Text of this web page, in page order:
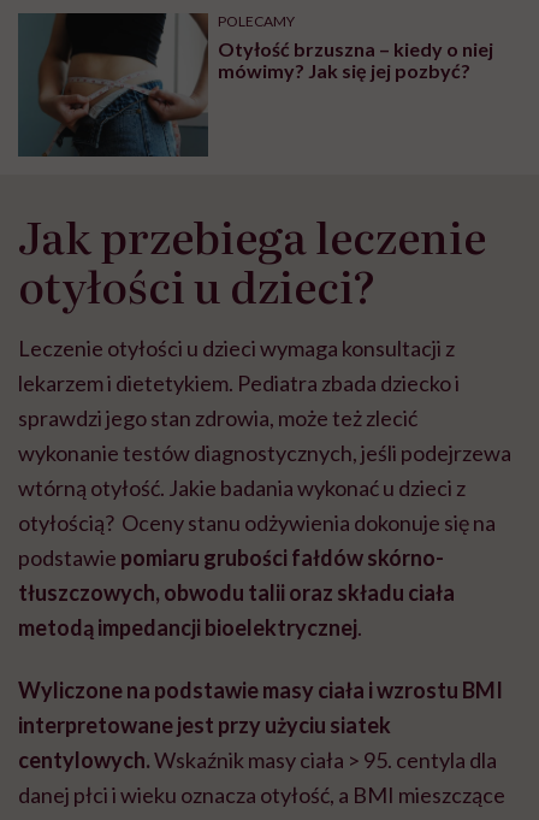
może chyba tylko
głupota i brak
wyobraźni"
pracy
POLECAMY
Otyłość brzuszna – kiedy o niej
mówimy? Jak się jej pozbyć?
Jak przebiega leczenie
otyłości u dzieci?
Leczenie otyłości u dzieci wymaga konsultacji z
lekarzem i dietetykiem. Pediatra zbada dziecko i
sprawdzi jego stan zdrowia, może też zlecić
wykonanie testów diagnostycznych, jeśli podejrzewa
wtórną otyłość. Jakie badania wykonać u dzieci z
otyłością? Oceny stanu odżywienia dokonuje się na
podstawie pomiaru grubości fałdów skórno-
tłuszczowych, obwodu talii oraz składu ciała
metodą impedancji bioelektrycznej.
Wyliczone na podstawie masy ciała i wzrostu BMI
interpretowane jest przy użyciu siatek
centylowych.Wskaźnik masy ciała > 95. centyla dla
danej płci i wieku oznacza otyłość, a BMI mieszczące